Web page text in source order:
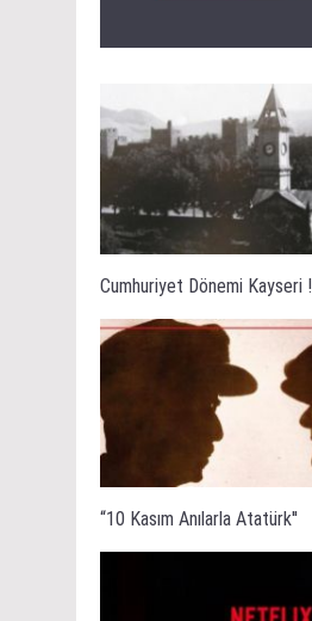
Cumhuriyet Dönemi Kayseri !
“10 Kasım Anılarla Atatürk''